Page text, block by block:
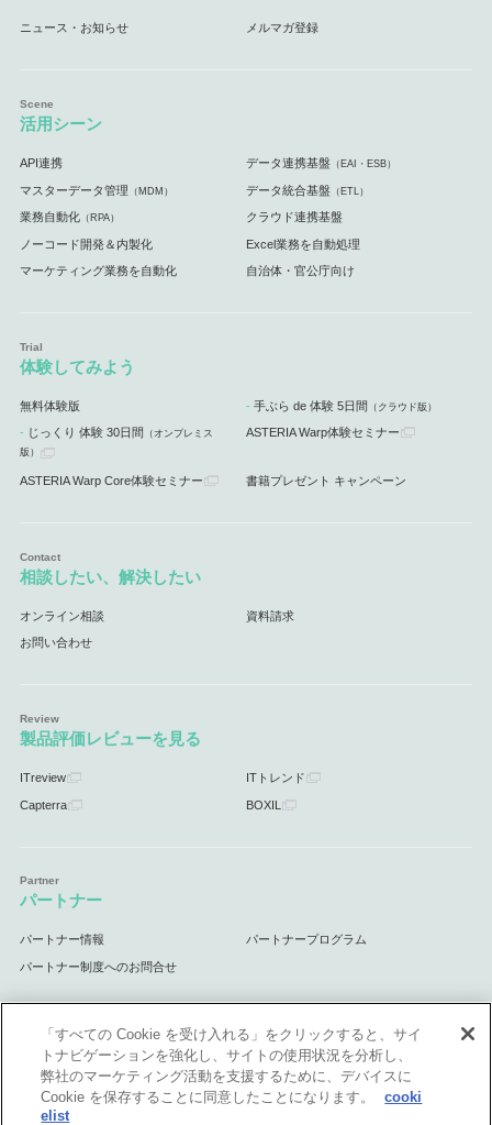
ニュース・お知らせ メルマガ登録
活用シーン
API連携 データ連携基盤 （EAI・ESB）
マスターデータ管理 （MDM） データ統合基盤 （ETL）
業務自動化（RPA） クラウド連携基盤
ノーコード開発＆内製化 Excel業務を自動処理
マーケティング業務を自動化 自治体・官公庁向け
体験してみよう
無料体験版 手ぶら de 体験 5日間 （クラウド版）
じっくり 体験 30日間 （オンプレミス
版）
ASTERIA Warp体験セミナー
ASTERIA Warp Core体験セミナー 書籍プレゼント キャンペーン
相談したい、解決したい
オンライン相談 資料請求
お問い合わせ
製品評価レビューを見る
ITreview ITトレンド
Capterra BOXIL
パートナー
パートナー情報 パートナープログラム
パートナー制度へのお問合せ
サポート
サポート情報
「すべての Cookie を受け入れる」をクリックすると、サイ
トナビゲーションを強化し、サイトの使用状況を分析し、
弊社のマーケティング活動を支援するために、デバイスに
Cookie を保存することに同意したことになります。
cooki
elist